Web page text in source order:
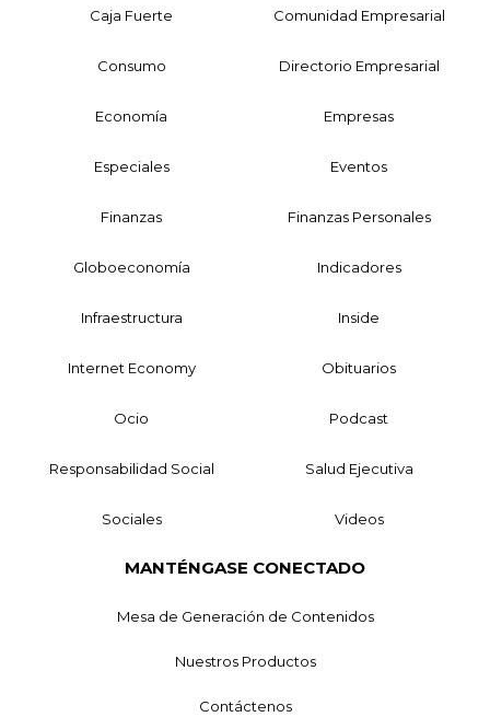
Caja Fuerte Comunidad Empresarial
Consumo Directorio Empresarial
Economía Empresas
Especiales Eventos
Finanzas Finanzas Personales
Globoeconomía Indicadores
Infraestructura Inside
Internet Economy Obituarios
Ocio Podcast
Responsabilidad Social Salud Ejecutiva
Sociales Videos
MANTÉNGASE CONECTADO
Mesa de Generación de Contenidos
Nuestros Productos
Contáctenos